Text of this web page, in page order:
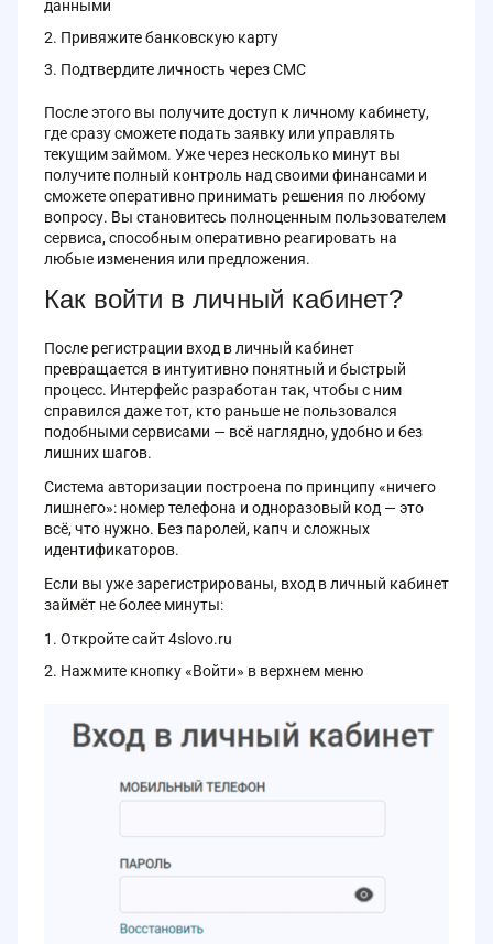
данными
Привяжите банковскую карту
Подтвердите личность через СМС
После этого вы получите доступ к личному кабинету,
где сразу сможете подать заявку или управлять
текущим займом. Уже через несколько минут вы
получите полный контроль над своими финансами и
сможете оперативно принимать решения по любому
вопросу. Вы становитесь полноценным пользователем
сервиса, способным оперативно реагировать на
любые изменения или предложения.
Как войти в личный кабинет?
После регистрации вход в личный кабинет
превращается в интуитивно понятный и быстрый
процесс. Интерфейс разработан так, чтобы с ним
справился даже тот, кто раньше не пользовался
подобными сервисами — всё наглядно, удобно и без
лишних шагов.
Система авторизации построена по принципу «ничего
лишнего»: номер телефона и одноразовый код — это
всё, что нужно. Без паролей, капч и сложных
идентификаторов.
Если вы уже зарегистрированы, вход в личный кабинет
займёт не более минуты:
Откройте сайт 4slovo.ru
Нажмите кнопку «Войти» в верхнем меню